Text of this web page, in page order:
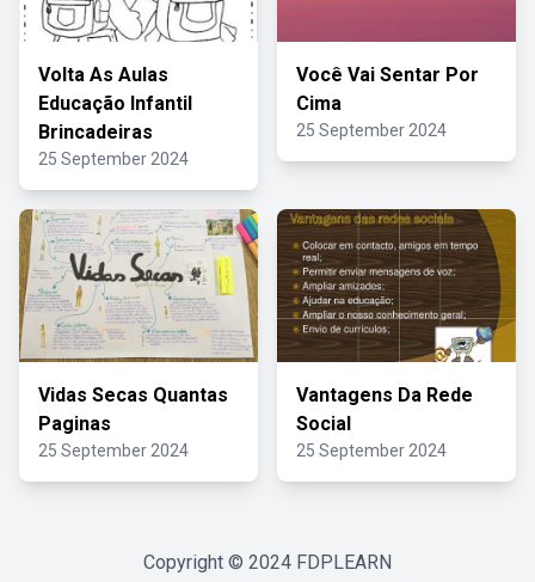
Volta As Aulas
Educação Infantil
Brincadeiras
25 September 2024
Você Vai Sentar Por
Cima
25 September 2024
Vidas Secas Quantas
Paginas
25 September 2024
Vantagens Da Rede
Social
25 September 2024
Copyright © 2024 FDPLEARN